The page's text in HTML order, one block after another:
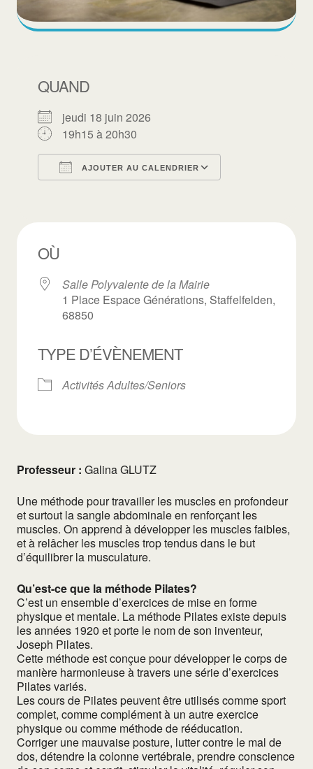
QUAND
jeudi 18 juin 2026
19h15 à 20h30
AJOUTER AU CALENDRIER
OÙ
Salle Polyvalente de la Mairie
1 Place Espace Générations, Staffelfelden,
68850
TYPE D’ÉVÈNEMENT
Activités Adultes/Seniors
Professeur : Galina GLUTZ
Une méthode pour travailler les muscles en profondeur
et surtout la sangle abdominale en renforçant les
muscles. On apprend à développer les muscles faibles,
et à relâcher les muscles trop tendus dans le but
d’équilibrer la musculature.
Qu’est-ce que la méthode Pilates?
C’est un ensemble d’exercices de mise en forme
physique et mentale. La méthode Pilates existe depuis
les années 1920 et porte le nom de son inventeur,
Joseph Pilates.
Cette méthode est conçue pour développer le corps de
manière harmonieuse à travers une série d’exercices
Pilates variés.
Les cours de Pilates peuvent être utilisés comme sport
complet, comme complément à un autre exercice
physique ou comme méthode de rééducation.
Corriger une mauvaise posture, lutter contre le mal de
dos, détendre la colonne vertébrale, prendre conscience